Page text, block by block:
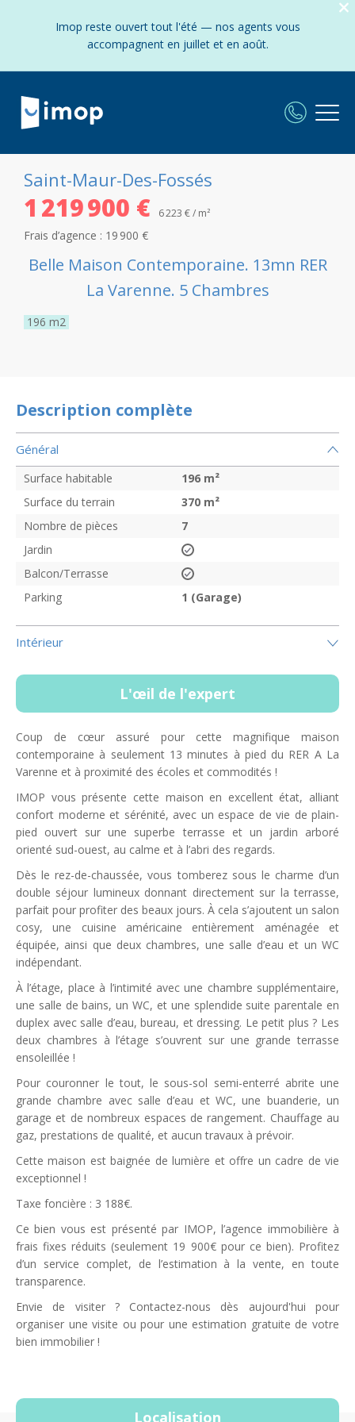
Imop reste ouvert tout l'été — nos agents vous
accompagnent en juillet et en août.
Saint-Maur-Des-Fossés
1 219 900 € 6 223 € / m²
Frais d’agence : 19 900 €
Belle Maison Contemporaine. 13mn RER
La Varenne. 5 Chambres
196 m2
Description complète
Général
Surface habitable 196 m²
Surface du terrain
370 m²
Nombre de pièces
7
Jardin
Balcon/Terrasse
Parking
1 (Garage)
Intérieur
L'œil de l'expert
Coup de cœur assuré pour cette magnifique maison
contemporaine à seulement 13 minutes à pied du RER A La
Varenne et à proximité des écoles et commodités !
IMOP vous présente cette maison en excellent état, alliant
confort moderne et sérénité, avec un espace de vie de plain-
pied ouvert sur une superbe terrasse et un jardin arboré
orienté sud-ouest, au calme et à l’abri des regards.
Dès le rez-de-chaussée, vous tomberez sous le charme d’un
double séjour lumineux donnant directement sur la terrasse,
parfait pour profiter des beaux jours. À cela s’ajoutent un salon
cosy, une cuisine américaine entièrement aménagée et
équipée, ainsi que deux chambres, une salle d’eau et un WC
indépendant.
À l’étage, place à l’intimité avec une chambre supplémentaire,
une salle de bains, un WC, et une splendide suite parentale en
duplex avec salle d’eau, bureau, et dressing. Le petit plus ? Les
deux chambres à l’étage s’ouvrent sur une grande terrasse
ensoleillée !
Pour couronner le tout, le sous-sol semi-enterré abrite une
grande chambre avec salle d’eau et WC, une buanderie, un
garage et de nombreux espaces de rangement. Chauffage au
gaz, prestations de qualité, et aucun travaux à prévoir.
Cette maison est baignée de lumière et offre un cadre de vie
exceptionnel !
Taxe foncière : 3 188€.
Ce bien vous est présenté par IMOP, l’agence immobilière à
frais fixes réduits (seulement 19 900€ pour ce bien). Profitez
d’un service complet, de l’estimation à la vente, en toute
transparence.
Envie de visiter ? Contactez-nous dès aujourd'hui pour
organiser une visite ou pour une estimation gratuite de votre
bien immobilier !
Localisation